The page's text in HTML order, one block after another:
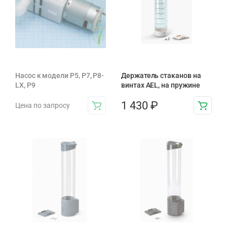
Насос к модели P5, P7, P8-
LX, Р9
Цена по запросу
Держатель стаканов на
винтах AEL, на пружине
1 430 ₽